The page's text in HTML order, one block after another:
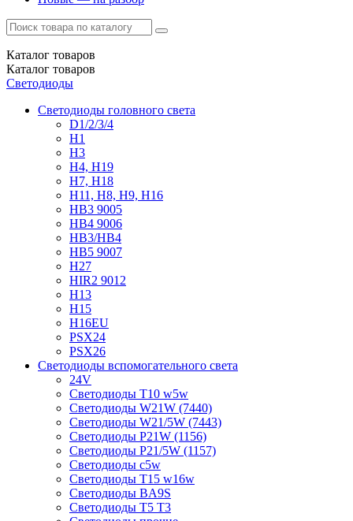
Каталог товаров
Каталог товаров
Светодиоды
Светодиоды головного света
D1/2/3/4
H1
H3
H4, H19
H7, H18
H11, H8, H9, H16
HB3 9005
HB4 9006
HB3/HB4
HB5 9007
H27
HIR2 9012
H13
H15
H16EU
PSX24
PSX26
Светодиоды вспомогательного света
24V
Светодиоды T10 w5w
Светодиоды W21W (7440)
Светодиоды W21/5W (7443)
Светодиоды P21W (1156)
Светодиоды P21/5W (1157)
Светодиоды c5w
Светодиоды T15 w16w
Светодиоды BA9S
Светодиоды T5 T3